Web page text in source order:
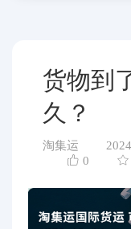
关于我们货物到
久？
淘集运
0